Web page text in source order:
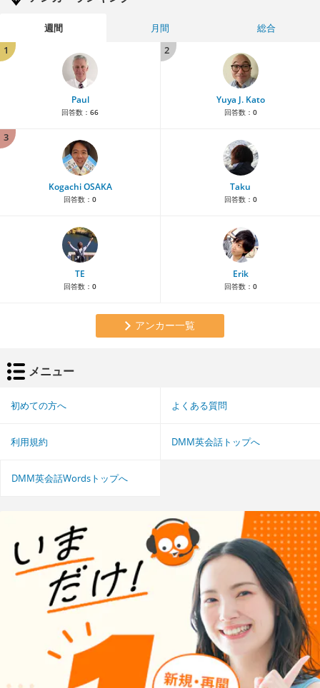
週間 月間
総合
1
Paul
回答数： 66
2
Yuya J. Kato
回答数： 0
3
Kogachi OSAKA
回答数： 0
Taku
回答数： 0
TE
回答数： 0
Erik
回答数： 0
アンカー一覧
メニュー
初めての方へ よくある質問
利用規約 DMM英会話トップへ
DMM英会話Wordsトップへ